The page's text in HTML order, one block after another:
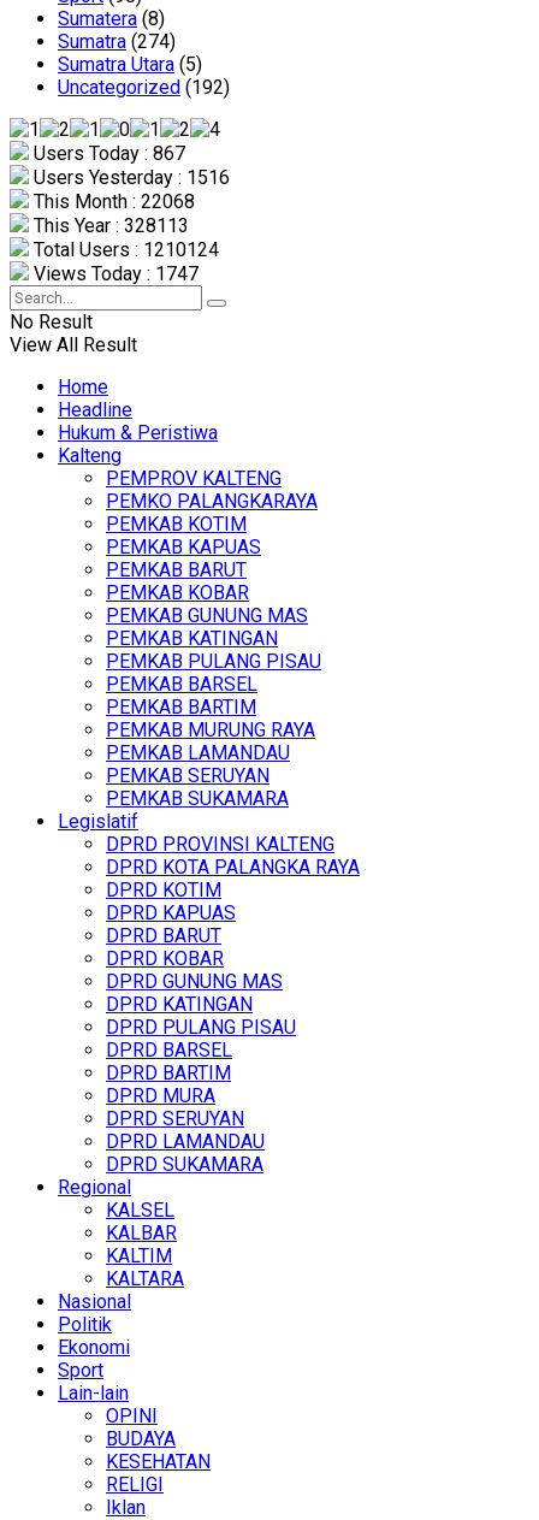
Sumatera (8)
Sumatra (274)
Sumatra Utara (5)
Uncategorized (192)
Users Today : 867
Users Yesterday : 1516
This Month : 22068
This Year : 328113
Total Users : 1210124
Views Today : 1747
No Result
View All Result
Home
Headline
Hukum & Peristiwa
Kalteng
PEMPROV KALTENG
PEMKO PALANGKARAYA
PEMKAB KOTIM
PEMKAB KAPUAS
PEMKAB BARUT
PEMKAB KOBAR
PEMKAB GUNUNG MAS
PEMKAB KATINGAN
PEMKAB PULANG PISAU
PEMKAB BARSEL
PEMKAB BARTIM
PEMKAB MURUNG RAYA
PEMKAB LAMANDAU
PEMKAB SERUYAN
PEMKAB SUKAMARA
Legislatif
DPRD PROVINSI KALTENG
DPRD KOTA PALANGKA RAYA
DPRD KOTIM
DPRD KAPUAS
DPRD BARUT
DPRD KOBAR
DPRD GUNUNG MAS
DPRD KATINGAN
DPRD PULANG PISAU
DPRD BARSEL
DPRD BARTIM
DPRD MURA
DPRD SERUYAN
DPRD LAMANDAU
DPRD SUKAMARA
Regional
KALSEL
KALBAR
KALTIM
KALTARA
Nasional
Politik
Ekonomi
Sport
Lain-lain
OPINI
BUDAYA
KESEHATAN
RELIGI
Iklan